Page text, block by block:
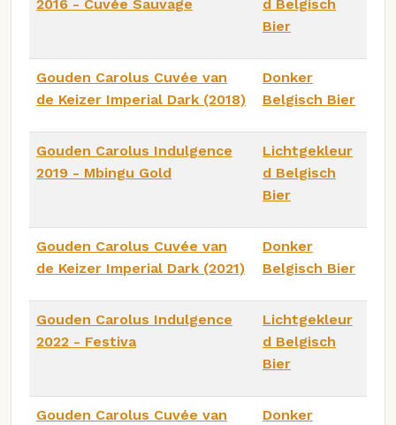
2016 - Cuvée Sauvage
d Belgisch
Bier
Gouden Carolus Cuvée van
de Keizer Imperial Dark (2018)
Donker
Belgisch Bier
Gouden Carolus Indulgence
2019 - Mbingu Gold
Lichtgekleur
d Belgisch
Bier
Gouden Carolus Cuvée van
de Keizer Imperial Dark (2021)
Donker
Belgisch Bier
Gouden Carolus Indulgence
2022 - Festiva
Lichtgekleur
d Belgisch
Bier
Gouden Carolus Cuvée van
Donker